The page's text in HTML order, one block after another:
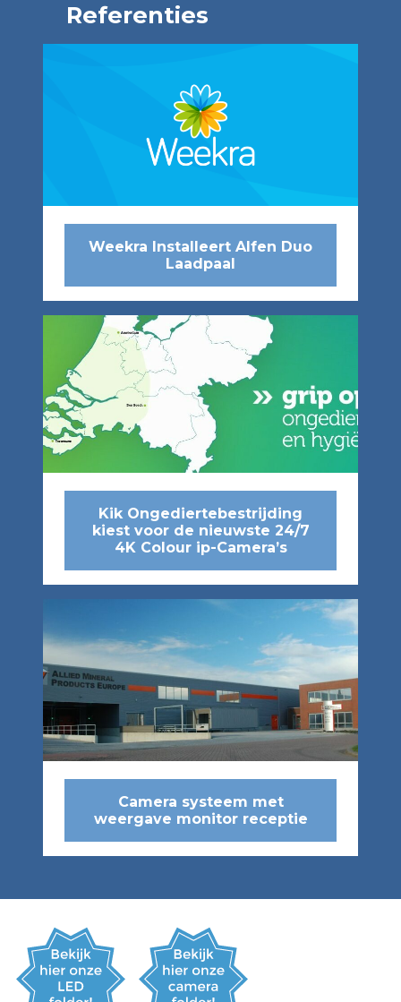
Referenties
Weekra Installeert Alfen Duo
Laadpaal
Kik Ongediertebestrijding
kiest voor de nieuwste 24/7
4K Colour ip-Camera’s
Camera systeem met
weergave monitor receptie